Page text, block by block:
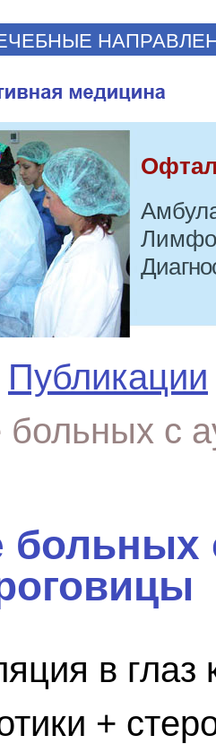
Публикации
больных с
в
+